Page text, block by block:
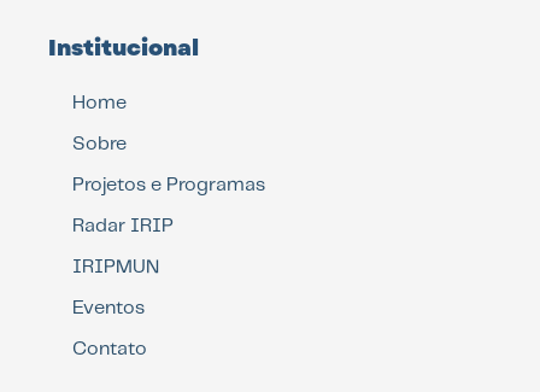
Institucional
Home
Sobre
Projetos e Programas
Radar IRIP
IRIPMUN
Eventos
Contato